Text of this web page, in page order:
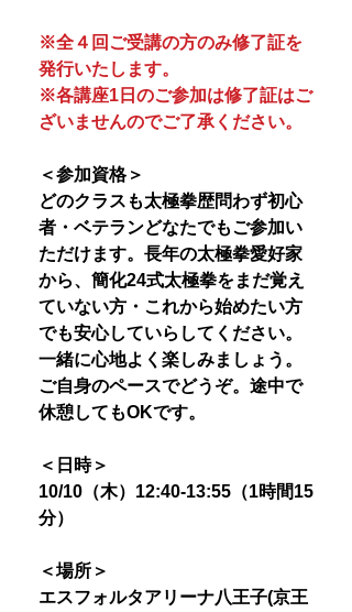
※全４回ご受講の方のみ修了証を
発行いたします。
※各講座1日のご参加は修了証はご
ざいませんのでご了承ください。
＜参加資格＞
どのクラスも太極拳歴問わず初心
者・ベテランどなたでもご参加い
ただけます。長年の太極拳愛好家
から、簡化24式太極拳をまだ覚え
ていない方・これから始めたい方
でも安心していらしてください。
一緒に心地よく楽しみましょう。
ご自身のペースでどうぞ。途中で
休憩してもOKです。
＜日時＞
10/10（木）12:40-13:55（1時間15
分）
＜場所＞
エスフォルタアリーナ八王子(京王